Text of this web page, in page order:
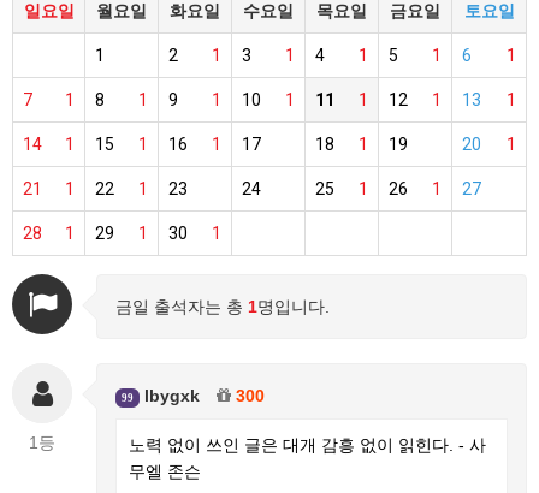
일요일 월요일 화요일 수요일 목요일 금요일 토요일
1 1
2 1
3 1
4 1
5 1
6
1
7 1
8 1
9 1
10 1
11 1
12 1
13
1
14 1
15 1
16 17 1
18 19 1
20
1
21 1
22 23 24 1
25 1
26 27
1
28 1
29 1
30
금일 출석자는 총 1명입니다.
1등
99 lbygxk 300
노력 없이 쓰인 글은 대개 감흥 없이 읽힌다. - 사
무엘 존슨